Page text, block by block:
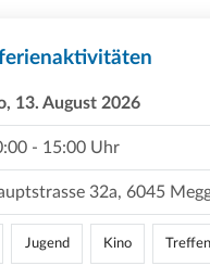
13. August 2026
- 15:00 Uhr
32a, 6045
Jugend Kino Treffen